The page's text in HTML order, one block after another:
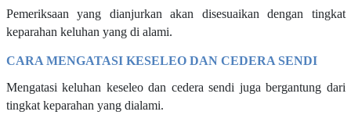
Pemeriksaan yang dianjurkan akan disesuaikan dengan tingkat
keparahan keluhan yang di alami.
CARA MENGATASI KESELEO DAN CEDERA SENDI
Mengatasi keluhan keseleo dan cedera sendi juga bergantung dari
tingkat keparahan yang dialami.